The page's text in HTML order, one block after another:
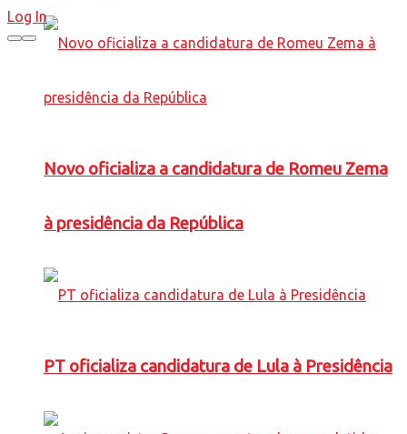
Novo oficializa a candidatura de Romeu Zema
à presidência da República
PT oficializa candidatura de Lula à Presidência
Log In